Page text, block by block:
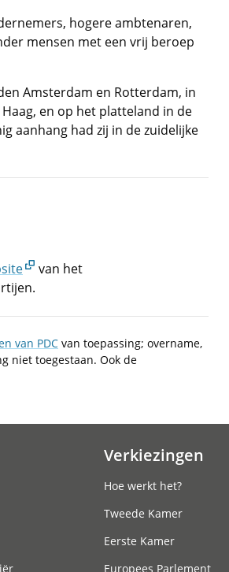
hogere ambtenaren,
mensen met een vrij beroep
Amsterdam en Rotterdam, in
en op het platteland in de
aanhang had zij in de zuidelijke
van het
van PDC van toepassing; overname,
niet toegestaan. Ook de
Verkiezingen
Hoe werkt het?
Tweede Kamer
Eerste Kamer
Europees Parlement